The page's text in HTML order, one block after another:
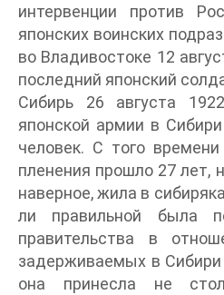
интервенции против
японских воинских
во Владивостоке 12
последний японский
Сибирь 26 августа
японской армии в
человек. С того
пленения прошло 27 лет,
наверное, жила в
ли правильной была
правительства в
задерживаемых в
она принесла не